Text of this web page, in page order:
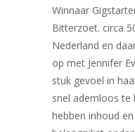
Winnaar
Bitterzoet. circa
Nederland en
op met Jennifer
stuk gevoel in
snel ademloos te
hebben inhoud